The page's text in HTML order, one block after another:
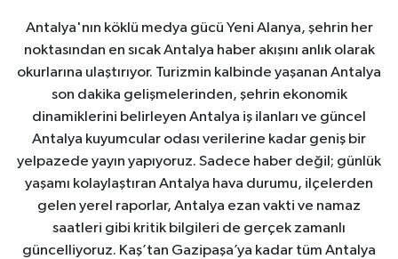
Antalya'nın köklü medya gücü Yeni Alanya, şehrin her
noktasından en sıcak Antalya haber akışını anlık olarak
okurlarına ulaştırıyor. Turizmin kalbinde yaşanan Antalya
son dakika gelişmelerinden, şehrin ekonomik
dinamiklerini belirleyen Antalya iş ilanları ve güncel
Antalya kuyumcular odası verilerine kadar geniş bir
yelpazede yayın yapıyoruz. Sadece haber değil; günlük
yaşamı kolaylaştıran Antalya hava durumu, ilçelerden
gelen yerel raporlar, Antalya ezan vakti ve namaz
saatleri gibi kritik bilgileri de gerçek zamanlı
güncelliyoruz. Kaş’tan Gazipaşa’ya kadar tüm Antalya